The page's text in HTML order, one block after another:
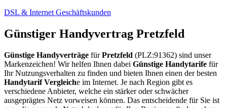
DSL & Internet Geschäftskunden
Günstiger Handyvertrag Pretzfeld
Günstige Handyverträge fürPretzfeld (PLZ:91362) sind unser
Markenzeichen! Wir helfen Ihnen dabei Günstige Handytarife für
Ihr Nutzungsverhalten zu finden und bieten Ihnen einen der besten
Handytarif Vergleiche im Internet. Je nach Region gibt es
verschiedene Anbieter, welche ein stärker oder schwächer
ausgeprägtes Netz vorweisen können. Das entscheidende für Sie ist